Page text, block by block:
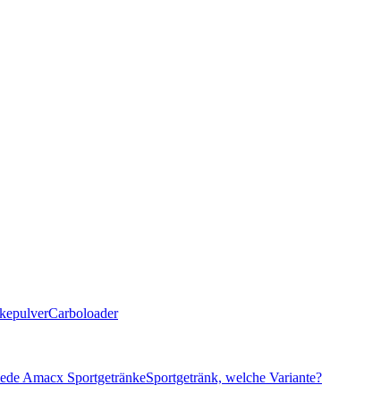
Carboloader
Amacx SportgetränkeSportgetränk, welche Variante?